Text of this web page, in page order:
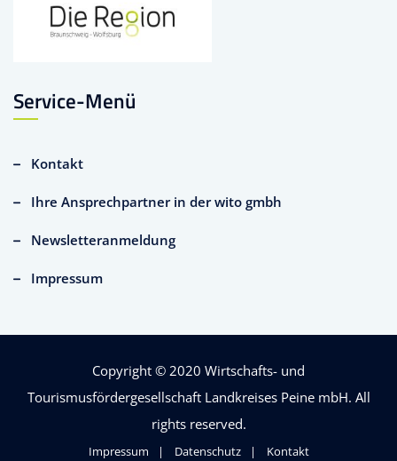
Service-Menü
Kontakt
Ihre Ansprechpartner in der wito gmbh
Newsletteranmeldung
Impressum
Copyright © 2020 Wirtschafts- und
Tourismusfördergesellschaft Landkreises Peine mbH. All
rights reserved.
Impressum Datenschutz Kontakt